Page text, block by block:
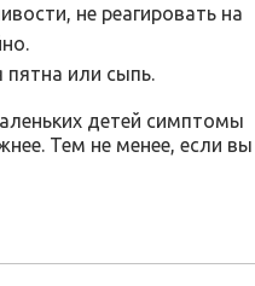
не реагировать на
или сыпь.
детей симптомы
Тем не менее, если вы